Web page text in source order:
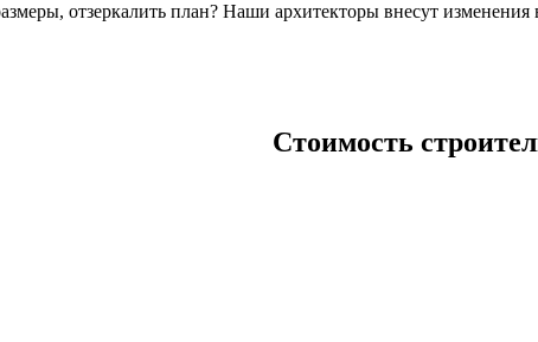
отзеркалить план? Наши архитекторы внесут
Стоимость